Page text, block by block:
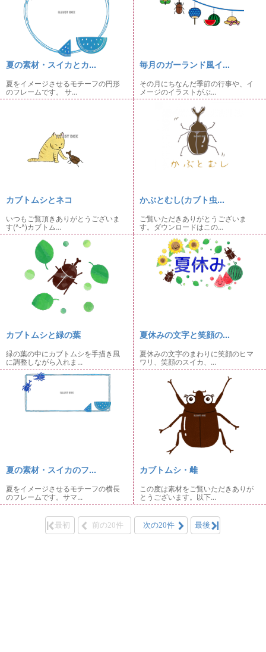
夏の素材・スイカとカ...
夏をイメージさせるモチーフの円形
のフレームです。 サ...
毎月のガーランド風イ...
その月にちなんだ季節の行事や、イ
メージのイラストがぶ...
カブトムシとネコ
いつもご覧頂きありがとうございま
す(^-^)カブトム...
かぶとむし(カブト虫...
ご覧いただきありがとうございま
す。ダウンロードはこの...
カブトムシと緑の葉
緑の葉の中にカブトムシを手描き風
に調整しながら入れま...
夏休みの文字と笑顔の...
夏休みの文字のまわりに笑顔のヒマ
ワリ、笑顔のスイカ、...
夏の素材・スイカのフ...
夏をイメージさせるモチーフの横長
のフレームです。サマ...
カブトムシ・雌
この度は素材をご覧いただきありが
とうございます。以下...
最初 前の20件 次の20件 最後